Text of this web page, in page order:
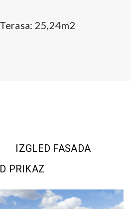
25,24m2
IZGLED FASADA
PRIKAZ